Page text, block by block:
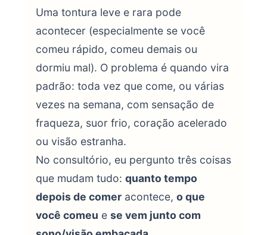
Uma tontura leve e rara pode
acontecer (especialmente se você
comeu rápido, comeu demais ou
dormiu mal). O problema é quando vira
padrão: toda vez que come, ou várias
vezes na semana, com sensação de
fraqueza, suor frio, coração acelerado
ou visão estranha.
No consultório, eu pergunto três coisas
que mudam tudo: quanto tempo
depois de comer acontece, o que
você comeu e se vem junto com